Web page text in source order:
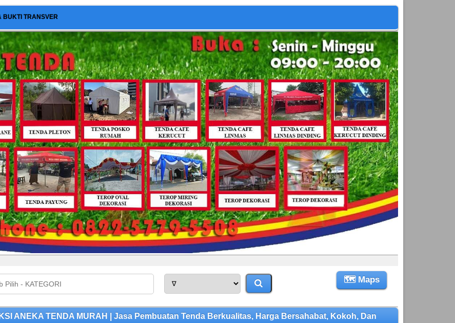
BUKTI TRANSVER
🗺 Maps
ANEKA TENDA MURAH | Jasa Pembuatan Tenda Berkualitas, Harga Bersahabat, Kokoh, Dan